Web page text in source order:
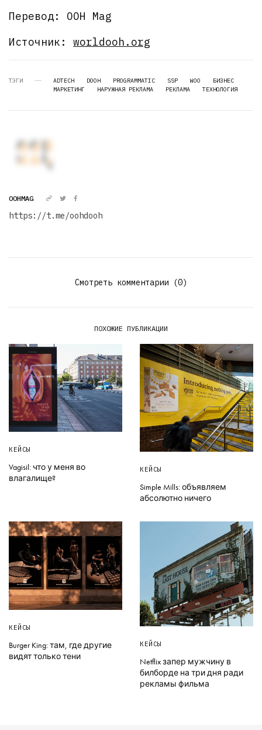
Перевод: OOH Mag
Источник:worldooh.org
ТЭГИ ADTECH DOOH PROGRAMMATIC SSP WOO
БИЗНЕС
МАРКЕТИНГ
НАРУЖНАЯ РЕКЛАМА РЕКЛАМА ТЕХНОЛОГИЯ
OOHMAG
https://t.me/oohdooh
Смотреть комментарии (0)
ПОХОЖИЕ ПУБЛИКАЦИИ
КЕЙСЫ
Vagisil: что у меня во
влагалище?
КЕЙСЫ
Simple Mills: объявляем
абсолютно ничего
КЕЙСЫ
Burger King: там, где другие
видят только тени
КЕЙСЫ
Netflix запер мужчину в
билборде на три дня ради
рекламы фильма